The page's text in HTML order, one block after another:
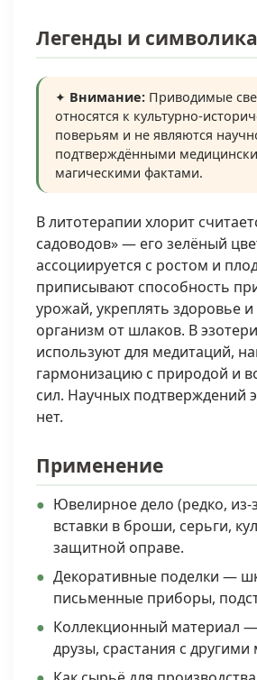
Легенды и символика
✦ Внимание: Приводимые
относятся к культурно-
поверьям и не являются
подтверждёнными
магическими фактами.
В литотерапии хлорит
садоводов» — его зелёный
ассоциируется с ростом и
приписывают способность
урожай, укреплять здоровье
организм от шлаков. В
используют для медитаций,
гармонизацию с природой и
сил. Научных подтверждений
нет.
Применение
Ювелирное дело (редко, из-
вставки в броши, серьги,
защитной оправе.
Декоративные поделки —
письменные приборы,
Коллекционный материал
друзы, срастания с